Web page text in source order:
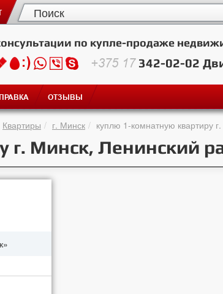
по купле-продаже
+375 17342-02-02
ОТЗЫВЫ
Квартиры г. Минск куплю 1-комнатную квартиру
г. Минск, Ленинский